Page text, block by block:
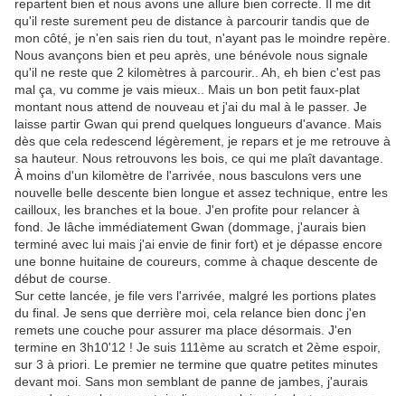
repartent bien et nous avons une allure bien correcte. Il me dit
qu'il reste surement peu de distance à parcourir tandis que de
mon côté, je n'en sais rien du tout, n'ayant pas le moindre repère.
Nous avançons bien et peu après, une bénévole nous signale
qu'il ne reste que 2 kilomètres à parcourir.. Ah, eh bien c'est pas
mal ça, vu comme je vais mieux.. Mais un bon petit faux-plat
montant nous attend de nouveau et j'ai du mal à le passer. Je
laisse partir Gwan qui prend quelques longueurs d'avance. Mais
dès que cela redescend légèrement, je repars et je me retrouve à
sa hauteur. Nous retrouvons les bois, ce qui me plaît davantage.
À moins d'un kilomètre de l'arrivée, nous basculons vers une
nouvelle belle descente bien longue et assez technique, entre les
cailloux, les branches et la boue. J'en profite pour relancer à
fond. Je lâche immédiatement Gwan (dommage, j'aurais bien
terminé avec lui mais j'ai envie de finir fort) et je dépasse encore
une bonne huitaine de coureurs, comme à chaque descente de
début de course.
Sur cette lancée, je file vers l'arrivée, malgré les portions plates
du final. Je sens que derrière moi, cela relance bien donc j'en
remets une couche pour assurer ma place désormais. J'en
termine en 3h10'12 ! Je suis 111ème au scratch et 2ème espoir,
sur 3 à priori. Le premier ne termine que quatre petites minutes
devant moi. Sans mon semblant de panne de jambes, j'aurais